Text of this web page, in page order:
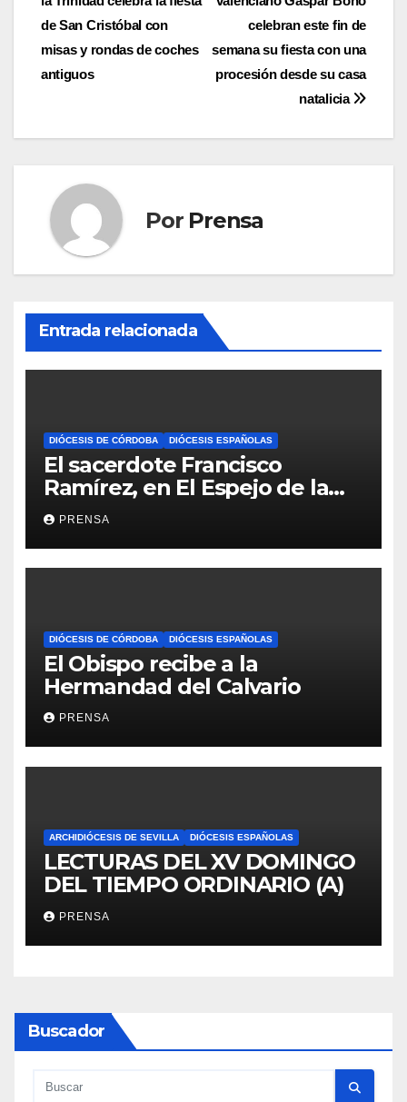
de
entradas
celebran este fin de
semana su fiesta con una
procesión desde su casa
natalicia
de San Cristóbal con
misas y rondas de coches
antiguos
Por Prensa
Entrada relacionada
DIÓCESIS DE CÓRDOBA DIÓCESIS ESPAÑOLAS
El sacerdote Francisco
Ramírez, en El Espejo de la
Iglesia
PRENSA
DIÓCESIS DE CÓRDOBA DIÓCESIS ESPAÑOLAS
El Obispo recibe a la
Hermandad del Calvario
PRENSA
ARCHIDIÓCESIS DE SEVILLA DIÓCESIS ESPAÑOLAS
LECTURAS DEL XV DOMINGO
DEL TIEMPO ORDINARIO (A)
PRENSA
Buscador